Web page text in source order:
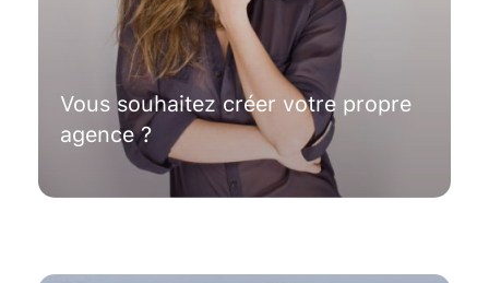
Vous souhaitez créer votre propre
agence ?